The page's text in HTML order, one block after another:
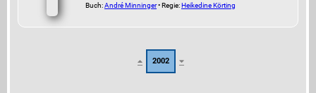
Buch:André Minninger• Regie:Heikedine Körting
2002